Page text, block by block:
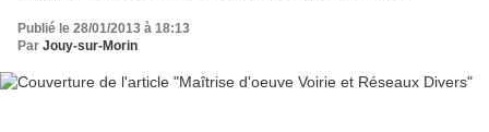
Publié le 28/01/2013 à 18:13
Par Jouy-sur-Morin